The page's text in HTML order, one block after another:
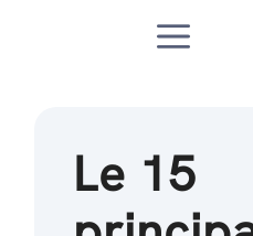
Le 15